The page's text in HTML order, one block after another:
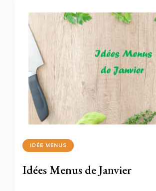
IDÉE MENUS
Idées Menus de Janvier